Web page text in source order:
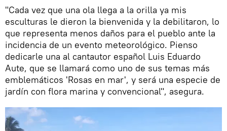
"Cada vez que una ola llega a la orilla ya mis
esculturas le dieron la bienvenida y la debilitaron, lo
que representa menos daños para el pueblo ante la
incidencia de un evento meteorológico. Pienso
dedicarle una al cantautor español Luis Eduardo
Aute, que se llamará como uno de sus temas más
emblemáticos 'Rosas en mar', y será una especie de
jardín con flora marina y convencional", asegura.